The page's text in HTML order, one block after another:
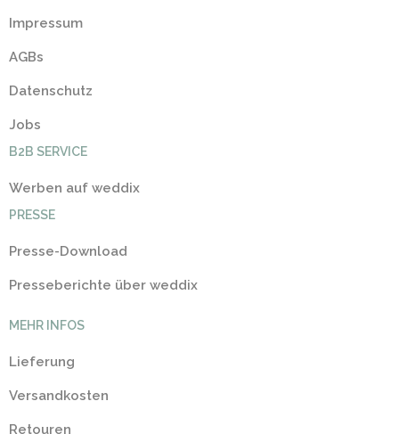
Impressum
AGBs
Datenschutz
Jobs
B2B SERVICE
Werben auf weddix
PRESSE
Presse-Download
Presseberichte über weddix
MEHR INFOS
Lieferung
Versandkosten
Retouren